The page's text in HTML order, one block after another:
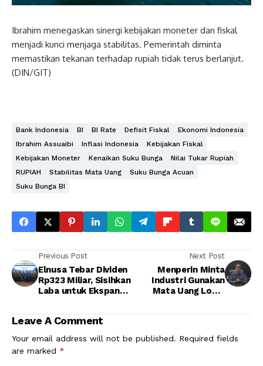
Ibrahim menegaskan sinergi kebijakan moneter dan fiskal
menjadi kunci menjaga stabilitas. Pemerintah diminta
memastikan tekanan terhadap rupiah tidak terus berlanjut.
(DIN/GIT)
Bank Indonesia BI BI Rate Defisit Fiskal
Ekonomi Indonesia
Ibrahim Assuaibi
Inflasi Indonesia
Kebijakan Fiskal
Kebijakan Moneter
Kenaikan Suku Bunga
Nilai Tukar Rupiah
RUPIAH
Stabilitas Mata Uang
Suku Bunga Acuan
Suku Bunga BI
Previous Post
Elnusa Tebar Dividen
Rp323 Miliar, Sisihkan
Laba untuk Ekspansi
Next Post
Menperin Minta
Industri Gunakan
Mata Uang Lokal
Leave A Comment
Your email address will not be published. Required fields
are marked *